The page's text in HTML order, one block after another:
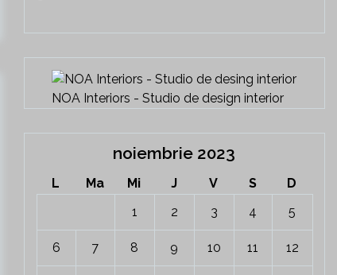
NOA Interiors - Studio de design interior
noiembrie 2023
L Ma Mi J V S
D
1
2 3 4 5
6 7 8 9 10 11 12